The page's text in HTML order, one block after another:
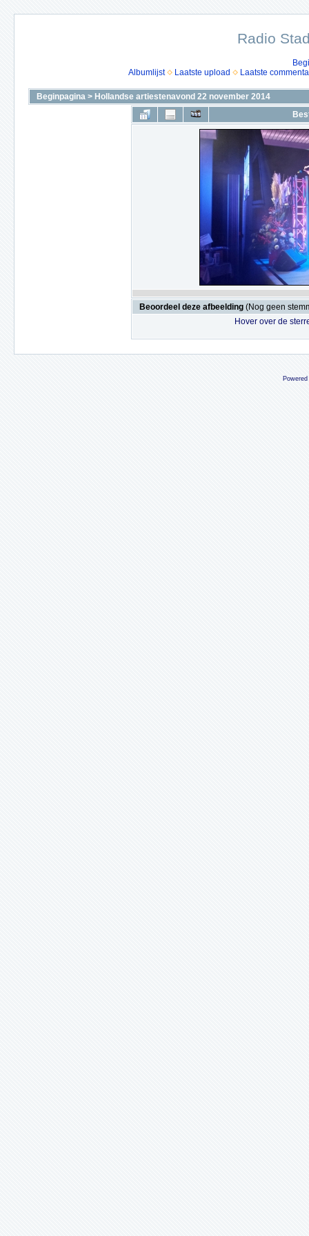
Radio
Albumlijst
Laatste upload Laatste
Beginpagina > Hollandse artiestenavond 22 november 2014
Beoordeel deze afbeelding (Nog geen
Hover over de